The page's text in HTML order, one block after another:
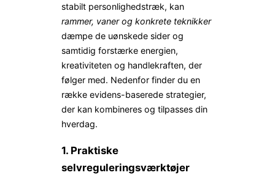
stabilt personlighedstræk, kan
rammer, vaner og konkrete teknikker
dæmpe de uønskede sider og
samtidig forstærke energien,
kreativiteten og handlekraften, der
følger med. Nedenfor finder du en
række evidens-baserede strategier,
der kan kombineres og tilpasses din
hverdag.
1. Praktiske
selvreguleringsværktøjer